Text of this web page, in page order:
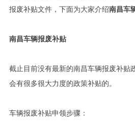
报废补贴文件，下面为大家介绍南昌车
南昌车辆报废补贴
截止目前没有最新的南昌车辆报废补贴
会有很多很大力度的政策补贴的。
车辆报废补贴申领步骤：